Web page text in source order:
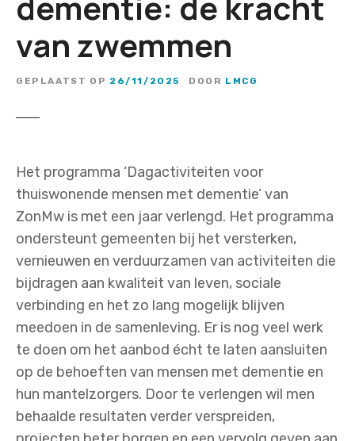
van zwemmen
GEPLAATST OP 26/11/2025 DOOR LMCG
Het programma ‘Dagactiviteiten voor
thuiswonende mensen met dementie’ van
ZonMw is met een jaar verlengd. Het programma
ondersteunt gemeenten bij het versterken,
vernieuwen en verduurzamen van activiteiten die
bijdragen aan kwaliteit van leven, sociale
verbinding en het zo lang mogelijk blijven
meedoen in de samenleving. Er is nog veel werk
te doen om het aanbod écht te laten aansluiten
op de behoeften van mensen met dementie en
hun mantelzorgers. Door te verlengen wil men
behaalde resultaten verder verspreiden,